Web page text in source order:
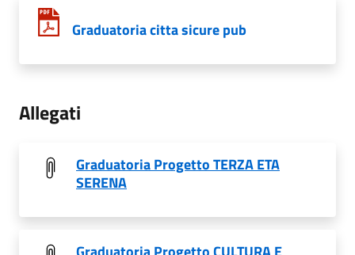
Graduatoria citta sicure pub
Allegati
Graduatoria Progetto TERZA ETA
SERENA